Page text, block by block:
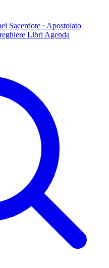
Sacerdote · Apostolato
Libri Agenda